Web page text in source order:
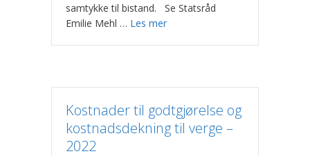
samtykke til bistand. Se Statsråd
Emilie Mehl … Les mer
Kostnader til godtgjørelse og
kostnadsdekning til verge –
2022